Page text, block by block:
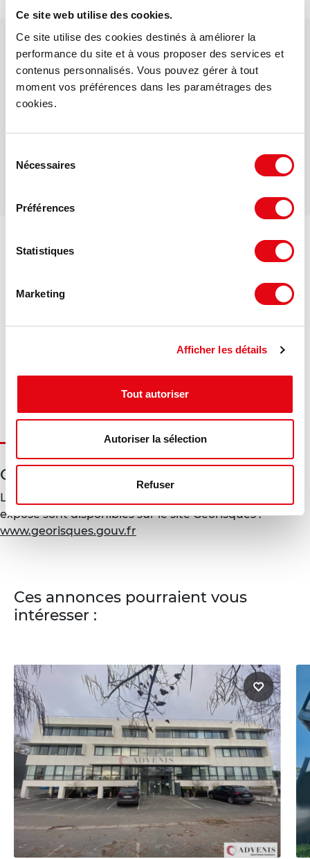
Ce site web utilise des cookies.
Ce site utilise des cookies destinés à améliorer la
performance du site et à vous proposer des services et
contenus personnalisés. Vous pouvez gérer à tout
moment vos préférences dans les paramétrages des
cookies.
Nécessaires
Préférences
Statistiques
Marketing
Afficher les détails
Tout autoriser
Autoriser la sélection
Refuser
Votre interlocuteur dédié
Tom TOURNIER
Consommation énergétique :
Diagnostic en cours de réalisation
Diagnostic en cours de réalisation
Géorisques
Les informations sur les risques auxquels ce bien est
exposé sont disponibles sur le site Géorisques :
www.georisques.gouv.fr
Ces annonces pourraient vous
intéresser :